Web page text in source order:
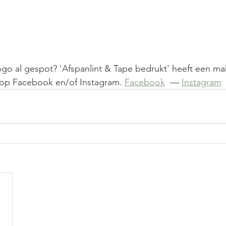
al gespot? 'Afspanlint & Tape bedrukt' heeft een
Facebook en/of Instagram. Facebook
  —
Instagram